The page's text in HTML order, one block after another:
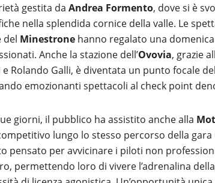
gestita da Andrea Formento, dove si è
nella splendida cornice della valle. Le
del Minestrone hanno regalato una
Anche la stazione dell’Ovovia, grazie
e Rolando Galli, è diventata un punto focale
emozionanti spettacoli al check point
giorni, il pubblico ha assistito anche alla
lungo lo stesso percorso della
pensato per avvicinare i piloti non
permettendo loro di vivere l’adrenalina